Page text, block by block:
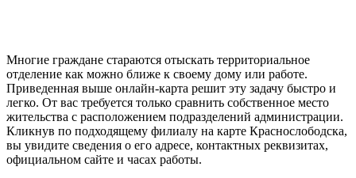
Многие граждане стараются отыскать территориальное
отделение как можно ближе к своему дому или работе.
Приведенная выше онлайн-карта решит эту задачу быстро и
легко. От вас требуется только сравнить собственное место
жительства с расположением подразделений администрации.
Кликнув по подходящему филиалу на карте Краснослободска,
вы увидите сведения о его адресе, контактных реквизитах,
официальном сайте и часах работы.